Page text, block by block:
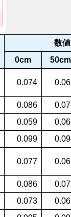
数
0cm
50cm
0.074
0.086
0.059
0.099
0.077
0.086
0.073